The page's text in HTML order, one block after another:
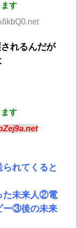
す
れるんだが
す
れてくると
た未来人②電
ー③後の未来